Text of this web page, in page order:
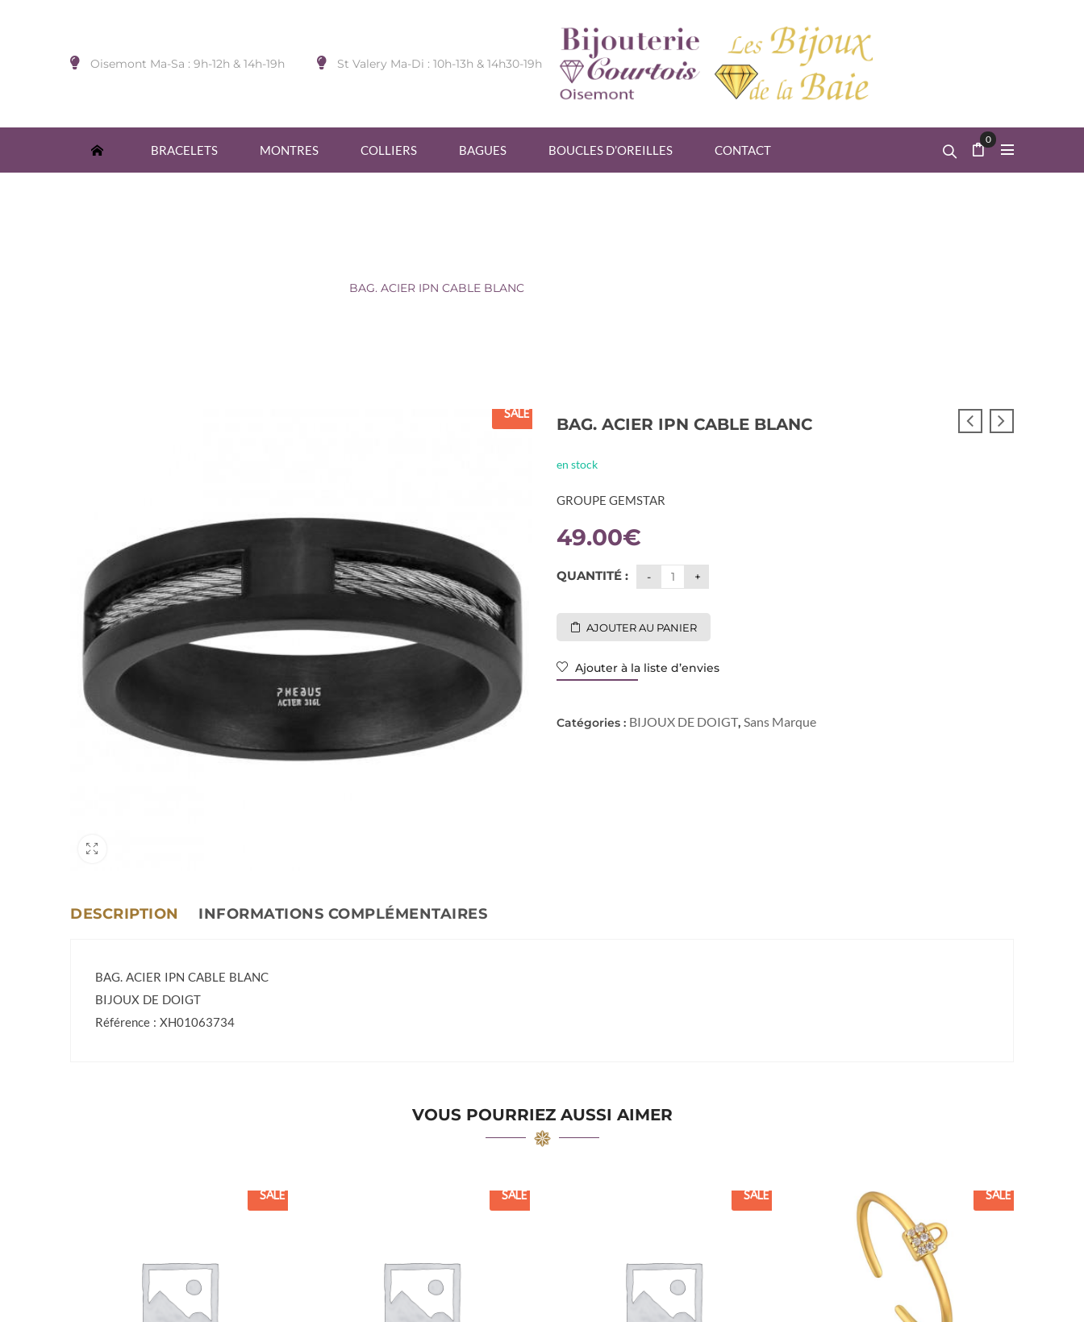
Oisemont Ma-Sa : 9h-12h & 14h-19h St Valery Ma-Di : 10h-13h & 14h30-19h
BRACELETS MONTRES COLLIERS BAGUES BOUCLES D’OREILLES CONTACT
0
BAG. ACIER IPN CABLE BLANC
SALE BAG. ACIER IPN CABLE BLANC
en stock
GROUPE GEMSTAR
49.00€
QUANTITÉ :
AJOUTER AU PANIER
Ajouter à la liste d’envies
Catégories : BIJOUX DE DOIGT,Sans Marque
DESCRIPTION INFORMATIONS COMPLÉMENTAIRES
BAG. ACIER IPN CABLE BLANC
BIJOUX DE DOIGT
Référence : XH01063734
VOUS POURRIEZ AUSSI AIMER
SALE SALE SALE SALE